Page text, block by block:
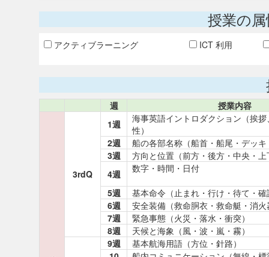
授業の
アクティブラーニング ICT 利用
週 授業内容
3rdQ
1週
海事英語イントロダクション（挨
性）
2週
船の各部名称（船首・船尾・デッ
3週
方向と位置（前方・後方・中央・上
4週
数字・時間・日付
5週
基本命令（止まれ・行け・待て・
6週
安全装備（救命胴衣・救命艇・消
7週
緊急事態（火災・落水・衝突）
8週
天候と海象（風・波・嵐・霧）
9週
基本航海用語（方位・針路）